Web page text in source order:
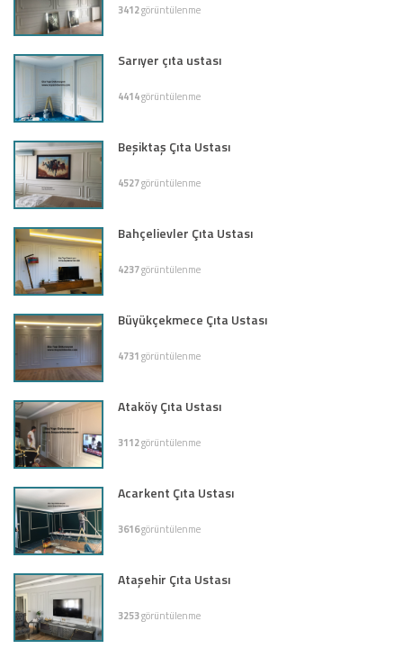
3412görüntülenme
Sarıyer çıta ustası
4414görüntülenme
Beşiktaş Çıta Ustası
4527görüntülenme
Bahçelievler Çıta Ustası
4237görüntülenme
Büyükçekmece Çıta Ustası
4731görüntülenme
Ataköy Çıta Ustası
3112görüntülenme
Acarkent Çıta Ustası
3616görüntülenme
Ataşehir Çıta Ustası
3253görüntülenme